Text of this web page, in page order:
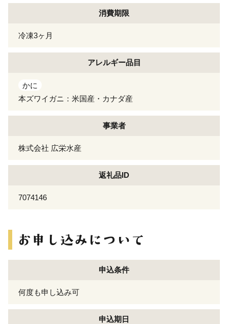
消費期限
冷凍3ヶ月
アレルギー品目
かに
本ズワイガニ：米国産・カナダ産
事業者
株式会社 広栄水産
返礼品ID
7074146
申込条件
何度も申し込み可
申込期日